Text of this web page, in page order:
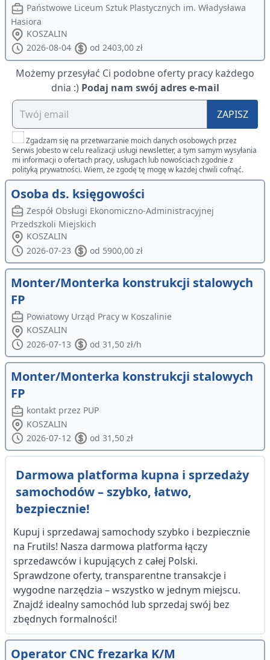
Państwowe Liceum Sztuk Plastycznych im. Władysława
Hasiora
KOSZALIN
2026-08-04
od 2403,00 zł
Możemy przesyłać Ci podobne oferty pracy każdego
dnia :) Podaj nam swój adres e-mail
ZAPISZ
Zgadzam się na przetwarzanie moich danych osobowych przez
Serwis Jobesto w celu realizacji usługi newsletter, a tym samym wysyłania
mi informacji o ofertach pracy, usługach lub nowościach zgodnie z
polityką prywatności. Wiem, że zgodę tę mogę w każdej chwili cofnąć.
Osoba ds. księgowości
Zespół Obsługi Ekonomiczno-Administracyjnej
Przedszkoli Miejskich
KOSZALIN
2026-07-23
od 5900,00 zł
Monter/Monterka konstrukcji stalowych
FP
Powiatowy Urząd Pracy w Koszalinie
KOSZALIN
2026-07-13
od 31,50 zł/h
Monter/Monterka konstrukcji stalowych
FP
kontakt przez PUP
KOSZALIN
2026-07-12
od 31,50 zł
Darmowa platforma kupna i sprzedaży
samochodów – szybko, łatwo,
bezpiecznie!
Kupuj i sprzedawaj samochody szybko i bezpiecznie
na Frutils! Nasza darmowa platforma łączy
sprzedawców i kupujących z całej Polski.
Sprawdzone oferty, transparentne transakcje i
wygodne narzędzia – wszystko w jednym miejscu.
Znajdź idealny samochód lub sprzedaj swój bez
zbędnych formalności!
Operator CNC frezarka K/M